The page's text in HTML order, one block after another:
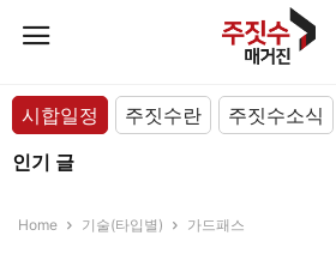
시합일정 주짓수란 주짓수소식
인기 글
Home 기술(타입별) 가드패스